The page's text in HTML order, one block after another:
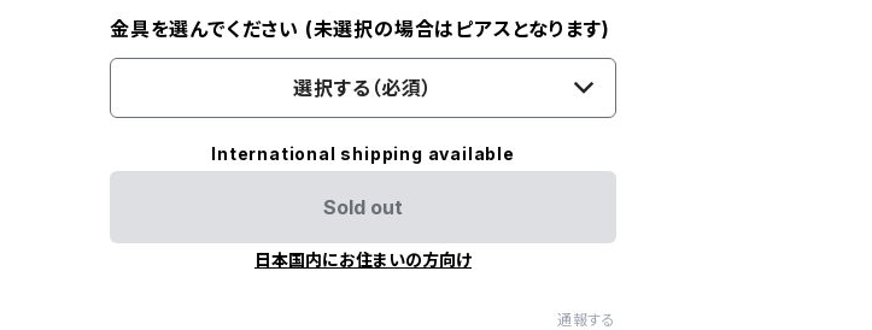
金具を選んでください (未選択の場合はピアスとなります)
選択する（必須）
International shipping available
Sold out
日本国内にお住まいの方向け
通報する